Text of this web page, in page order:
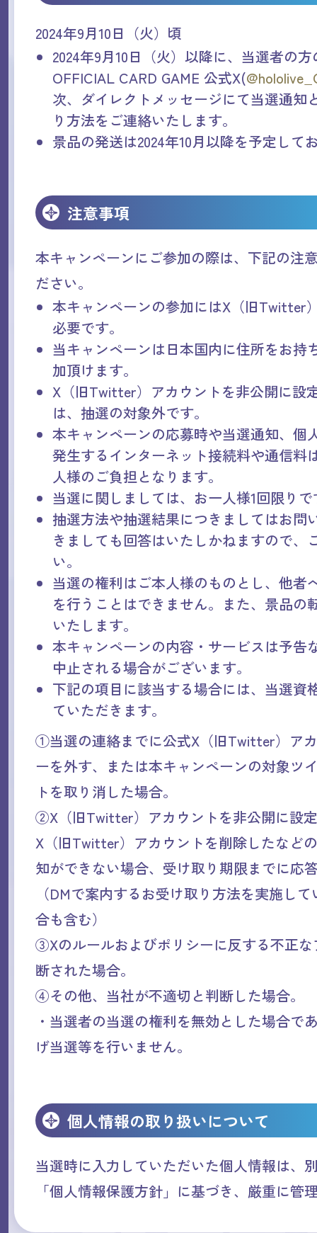
2024年9月10日（火）頃
2024年9月10日（火）以降に、当選者の
OFFICIAL CARD GAME 公式X(
次、ダイレクトメッセージにて当選通知
り方法をご連絡いたします。
景品の発送は2024年10月以降を予定して
注意事項
本キャンペーンにご参加の際は、下記の注
ださい。
本キャンペーンの参加にはX（旧Twitter
必要です。
当キャンペーンは日本国内に住所をお持
加頂けます。
X（旧Twitter）アカウントを非公開に設
は、抽選の対象外です。
本キャンペーンの応募時や当選通知、個
発生するインターネット接続料や通信料
人様のご負担となります。
当選に関しましては、お一人様1回限り
抽選方法や抽選結果につきましてはお問
きましても回答はいたしかねますので、
い。
当選の権利はご本人様のものとし、他者
を行うことはできません。また、景品の
いたします。
本キャンペーンの内容・サービスは予告
中止される場合がございます。
下記の項目に該当する場合には、当選資
ていただきます。
①当選の連絡までに公式X（旧Twitter）ア
ーを外す、または本キャンペーンの対象ツ
トを取り消した場合。
②X（旧Twitter）アカウントを非公開に設
X（旧Twitter）アカウントを削除したなど
知ができない場合、受け取り期限までに応
（DMで案内するお受け取り方法を実施し
合も含む）
③Xのルールおよびポリシーに反する不正
断された場合。
④その他、当社が不適切と判断した場合。
・当選者の当選の権利を無効とした場合で
げ当選等を行いません。
個人情報の取り扱いについて
当選時に入力していただいた個人情報は、
「個人情報保護方針」に基づき、厳重に管